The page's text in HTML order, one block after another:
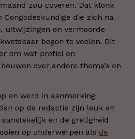
zou coveren. Dat klonk
Congodeskundige die zich na
uitwijzingen en vermoorde
begon te voelen. Dit
om wat profiel en
over andere thema’s en
en werd in aanmerking
op de redactie zijn leuk en
en de gretigheid
op onderwerpen als de